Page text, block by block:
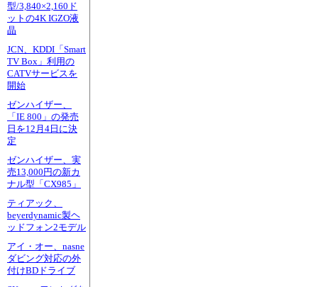
型/3,840×2,160ド
ットの4K IGZO液
晶
JCN、KDDI「Smart
TV Box」利用の
CATVサービスを
開始
ゼンハイザー、
「IE 800」の発売
日を12月4日に決
定
ゼンハイザー、実
売13,000円の新カ
ナル型「CX985」
ティアック、
beyerdynamic製ヘ
ッドフォン2モデル
アイ・オー、nasne
ダビング対応の外
付けBDドライブ